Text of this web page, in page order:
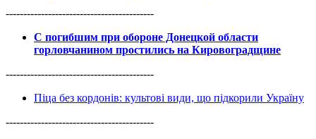
------------------------------------------
С погибшим при обороне Донецкой области
горловчанином простились на Кировоградщине
------------------------------------------
Піца без кордонів: культові види, що підкорили Україну
------------------------------------------